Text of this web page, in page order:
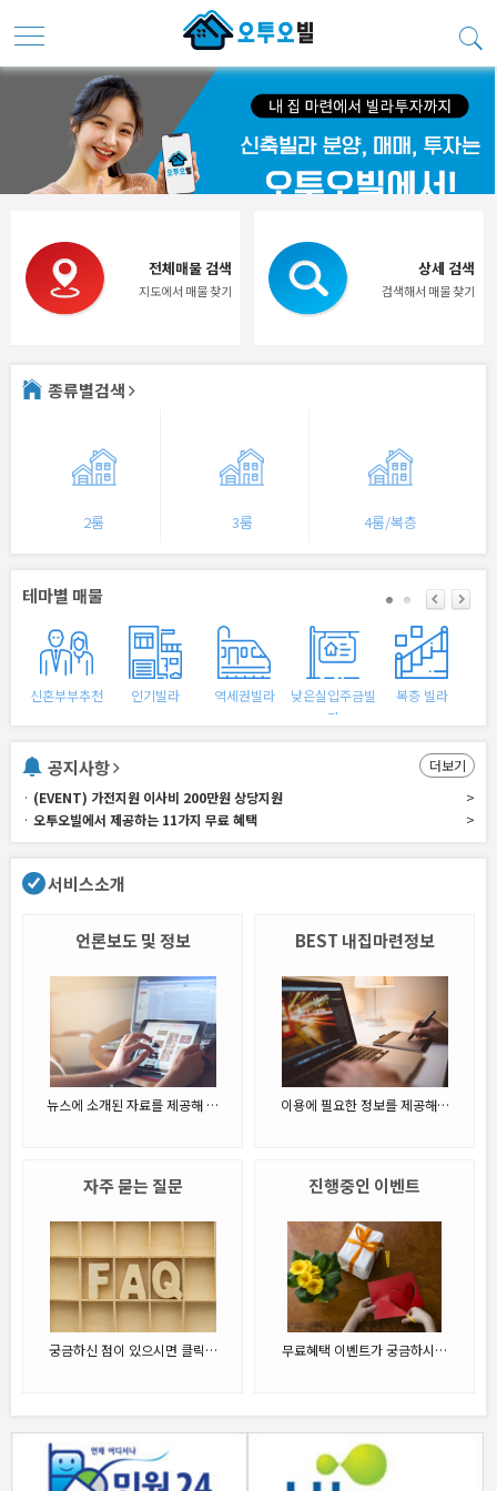
전체매물 검색
지도에서 매물 찾기
상세 검색
검색해서 매물 찾기
종류별검색
2룸 3룸 4룸/복층
테마별 매물
신혼부부추천 인기빌라 역세권빌라
낮은실입주금빌
라
복층 빌라
더보기
공지사항
· >
(EVENT) 가전지원 이사비 200만원 상당지원
·
>
오투오빌에서 제공하는 11가지 무료 혜택
서비스소개
언론보도 및 정보
뉴스에 소개된 자료를 제공해 …
BEST 내집마련정보
이용에 필요한 정보를 제공해…
자주 묻는 질문
궁금하신 점이 있으시면 클릭…
진행중인 이벤트
무료혜택 이벤트가 궁금하시…